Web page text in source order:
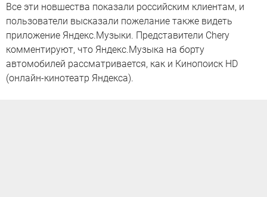
Все эти новшества показали российским клиентам, и
пользователи высказали пожелание также видеть
приложение Яндекс.Музыки. Представители Chery
комментируют, что Яндекс.Музыка на борту
автомобилей рассматривается, как и Кинопоиск HD
(онлайн-кинотеатр Яндекса).